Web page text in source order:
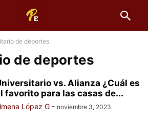
de deportes
de deportes
vs. Alianza ¿Cuál es
favorito para las casas de...
López G - noviembre 3, 2023